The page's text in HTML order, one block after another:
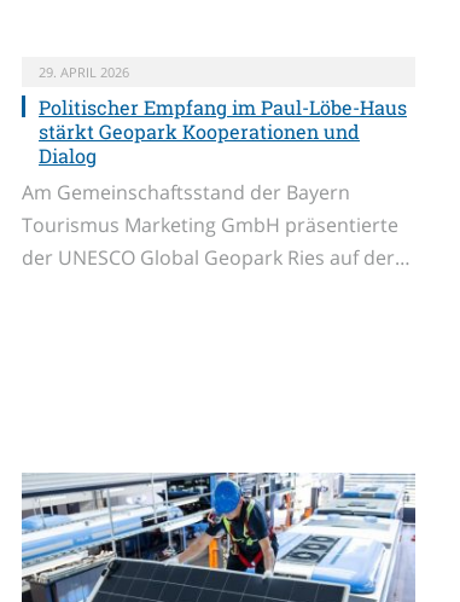
29. APRIL 2026
Politischer Empfang im Paul-Löbe-Haus
stärkt Geopark Kooperationen und
Dialog
Am Gemeinschaftsstand der Bayern
Tourismus Marketing GmbH präsentierte
der UNESCO Global Geopark Ries auf der…